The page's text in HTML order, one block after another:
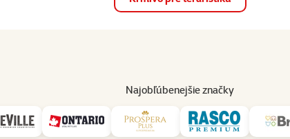
Najobľúbenejšie značky
Predajne Služby
FLEXI Comfort Compact 2 šedé M